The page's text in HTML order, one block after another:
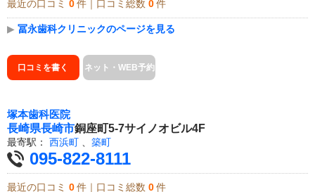
最近の口コミ 0 件｜口コミ総数 0 件
▶ 冨永歯科クリニックのページを見る
口コミを書く ネット・WEB予約
塚本歯科医院
長崎県長崎市銅座町5-7サイノオビル4F
最寄駅： 西浜町 築町
095-822-8111
最近の口コミ 0 件｜口コミ総数 0 件